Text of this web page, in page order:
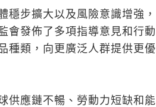
穩步擴大以及風險意識增強，
會發佈了多項指導意見和行動
種類，向更廣泛人群提供更優
供應鏈不暢、勞動力短缺和能